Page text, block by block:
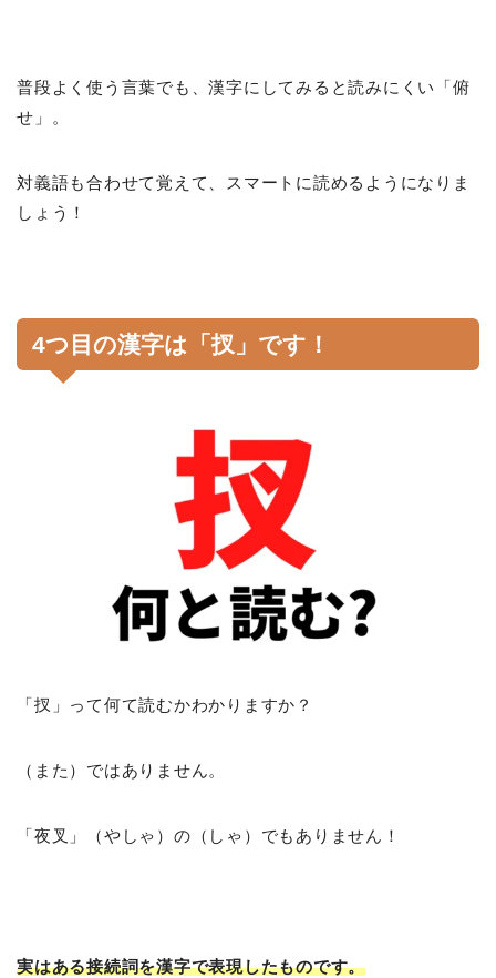
普段よく使う言葉でも、漢字にしてみると読みにくい「俯
せ」。
対義語も合わせて覚えて、スマートに読めるようになりま
しょう！
4つ目の漢字は「扠」です！
「扠」って何て読むかわかりますか？
（また）ではありません。
「夜叉」（やしゃ）の（しゃ）でもありません！
実はある接続詞を漢字で表現したものです。